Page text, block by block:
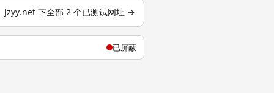
jzyy.net 下全部 2 个已测试网址 →
已屏蔽